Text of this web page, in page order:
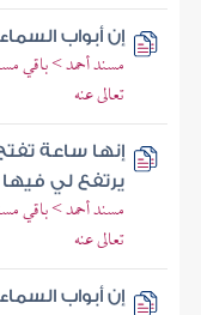
إن أبواب
مسند أحمد > باقي
تعالى عنه
إنها ساعة
يرتفع لي
مسند أحمد > باقي
تعالى عنه
إن أبواب